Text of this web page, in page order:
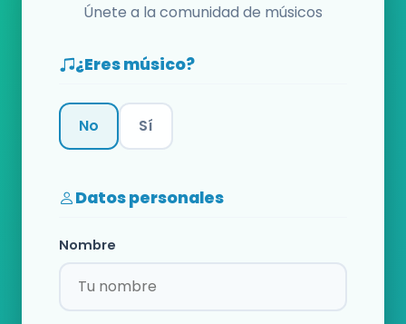
Únete a la comunidad de músicos
¿Eres músico?
No Sí
Datos personales
Nombre